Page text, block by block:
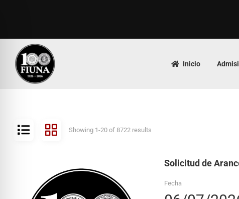
Inicio
Showing 1-20 of 8722 results
Solicitud de
Fecha